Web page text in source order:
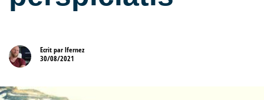
Ecrit parlfernez
30/08/2021